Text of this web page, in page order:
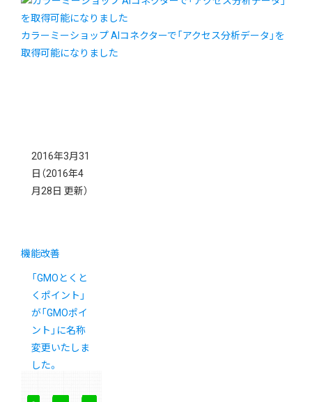
カラーミーショップ AIコネクターで「アクセス分析データ」を
取得可能になりました
2016年3月31
日 （2016年4
月28日 更新）
機能改善
「GMOとくと
くポイント」
が「GMOポイ
ント」に名称
変更いたしま
した。